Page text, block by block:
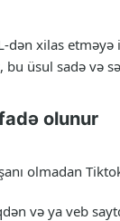
dən xilas
üsul sadə və
olunur
olmadan
və ya veb